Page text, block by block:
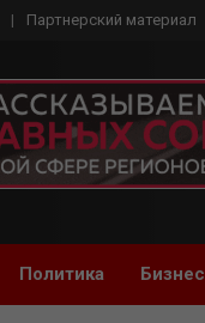
Партнерский материал
Политика Бизнес